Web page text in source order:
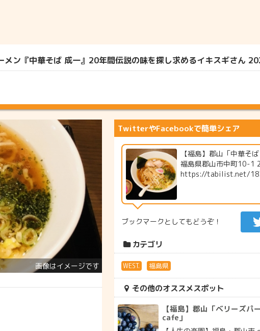
メン『中華そば 成一』20年間伝説の味を探し求めるイキスギさん
TwitterやFacebookで簡単シェア
【福島】郡山「中華そば
福島県郡山市中町10-1
https://tabilist.net/
ブックマークとしてもどうぞ！
カテゴリ
WEST. 福島県
その他のオススメスポット
【福島】郡山「ベリーズパ
cafe」